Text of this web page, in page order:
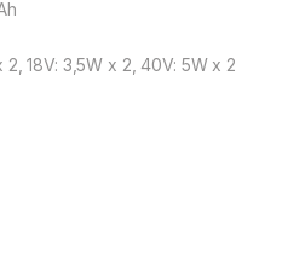
2, 18V: 3,5W x 2, 40V: 5W x 2